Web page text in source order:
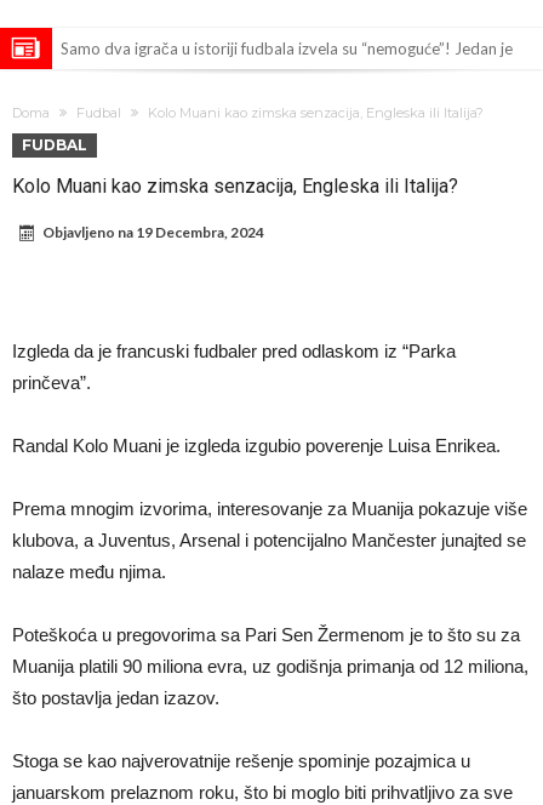
Samo dva igrača u istoriji fudbala izvela su “nemoguće”! Jedan je
Атлетико прати ситуацију
ГОТОВО ЈЕ! Čelsi dovodi novog levog beka – transfer vredan 21
je da u Madrid ne dolazi!
Koliko traži PSŽ i do koje cifre je Liverpul spreman za Bredlija
Doma Fudbal Kolo Muani kao zimska senzacija, Engleska ili Italija?
FUDBAL
Kolo Muani kao zimska senzacija, Engleska ili Italija?
Objavljeno na 19 Decembra, 2024
Izgleda da je francuski fudbaler pred odlaskom iz “Parka
prinčeva”.
Randal Kolo Muani je izgleda izgubio poverenje Luisa Enrikea.
Prema mnogim izvorima, interesovanje za Muanija pokazuje više
klubova, a Juventus, Arsenal i potencijalno Mančester junajted se
nalaze među njima.
Poteškoća u pregovorima sa Pari Sen Žermenom je to što su za
Muanija platili 90 miliona evra, uz godišnja primanja od 12 miliona,
što postavlja jedan izazov.
Stoga se kao najverovatnije rešenje spominje pozajmica u
januarskom prelaznom roku, što bi moglo biti prihvatljivo za sve